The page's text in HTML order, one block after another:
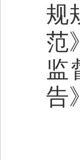
规
范
监
告